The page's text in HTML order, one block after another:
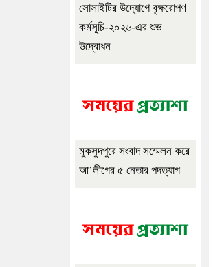
সোসাইটির উদ্যোগে বৃক্ষরোপণ
কর্মসূচি-২০২৬-এর শুভ
উদ্বোধন
মুকসুদপুরে সংবাদ সম্মেলন করে
আ’লীগের ৫ নেতার পদত্যাগ